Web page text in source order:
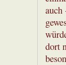
auch
dort